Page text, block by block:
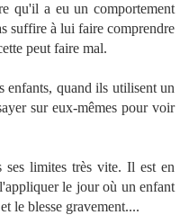
qu'il a eu un comportement
suffire à lui faire comprendre
peut faire mal.
enfants, quand ils utilisent un
sur eux-mêmes pour voir
ses limites très vite. Il est en
le jour où un enfant
le blesse gravement....